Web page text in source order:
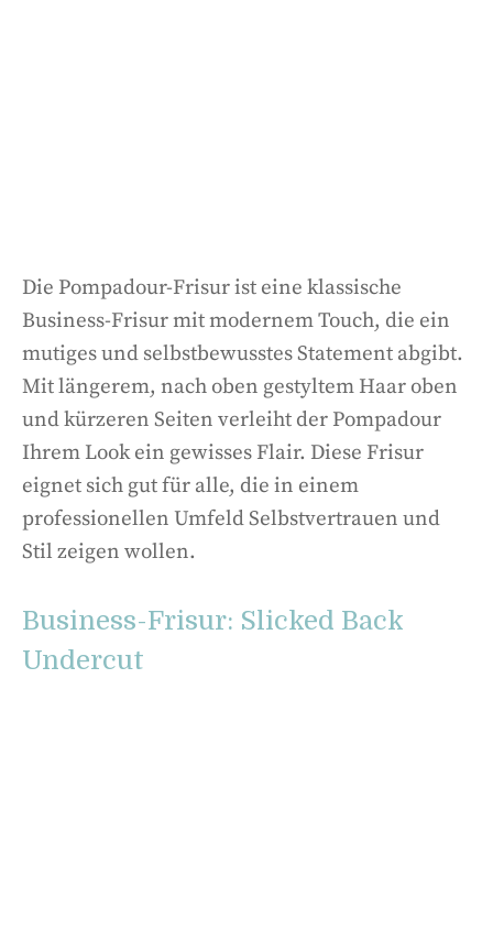
Die Pompadour-Frisur ist eine klassische
Business-Frisur mit modernem Touch, die ein
mutiges und selbstbewusstes Statement abgibt.
Mit längerem, nach oben gestyltem Haar oben
und kürzeren Seiten verleiht der Pompadour
Ihrem Look ein gewisses Flair. Diese Frisur
eignet sich gut für alle, die in einem
professionellen Umfeld Selbstvertrauen und
Stil zeigen wollen.
Business-Frisur: Slicked Back
Undercut